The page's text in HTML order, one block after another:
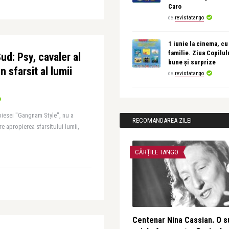
Psy, cavaler al
sfarsit al lumii
"Gangnam Style", nu a
apropierea sfarsitului lumii,
Caro
de revistatango
1 iunie la cinema,
familie. Ziua
bune și surprize
de revistatango
RECOMANDAREA ZILEI
CĂRȚILE TANGO
Centenar Nina Cassian. O